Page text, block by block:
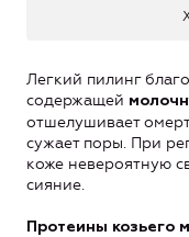
Легкий пилинг
содержащей
отшелушивает
сужает поры. При
коже невероятную
сияние.
Протеины козьего